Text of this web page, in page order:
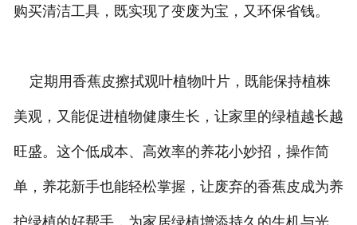
购买清洁工具，既实现了变废为宝，又环保省钱。
定期用香蕉皮擦拭观叶植物叶片，既能保持植株
美观，又能促进植物健康生长，让家里的绿植越长越
旺盛。这个低成本、高效率的养花小妙招，操作简
单，养花新手也能轻松掌握，让废弃的香蕉皮成为养